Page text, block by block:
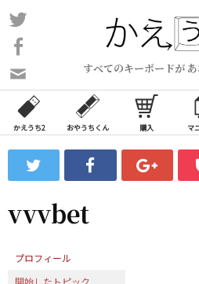
コ
ン
ン
ツ
ス
ッ
すべてのキーボードが
い
合
わ
フ
ォ
ム
かえうち2 おやうちくん 購入 マ
vvvbet
プロフィール